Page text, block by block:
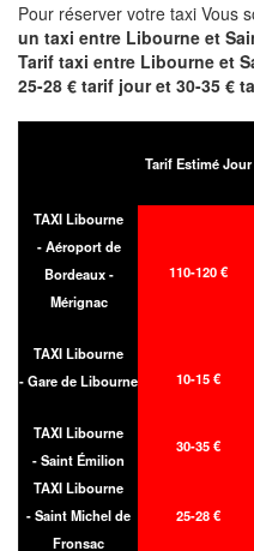
Pour réserver votre taxi Vous
un taxi entre Libourne et
Tarif taxi entre Libourne et
25-28 € tarif jour et 30-35 €
Tarif Estimé Jour
TAXI Libourne
- Aéroport de
Bordeaux -
Mérignac
110-120 €
TAXI Libourne
- Gare de Libourne
10-15 €
TAXI Libourne
- Saint Émilion
30-35 €
TAXI Libourne
- Saint Michel de
Fronsac
25-28 €